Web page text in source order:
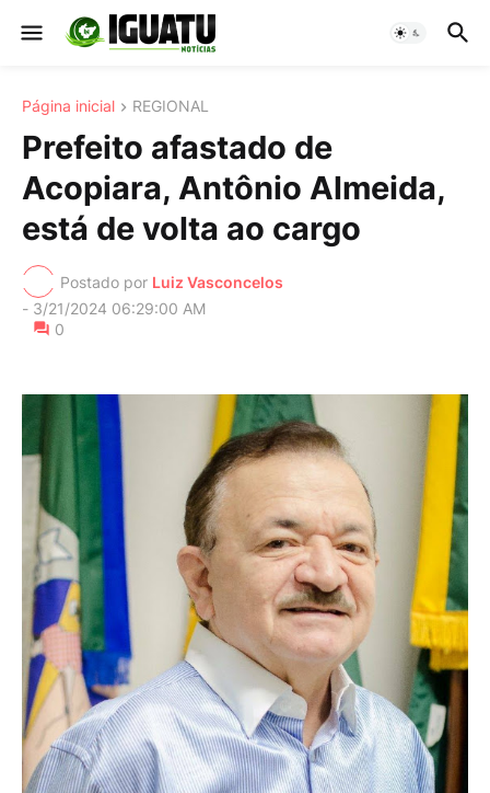
Página inicial REGIONAL
Prefeito afastado de
Acopiara, Antônio Almeida,
está de volta ao cargo
Postado por Luiz Vasconcelos
- 3/21/2024 06:29:00 AM
0